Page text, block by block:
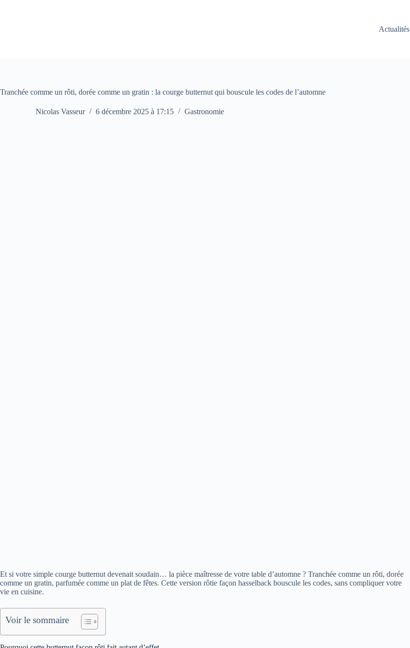
Actualités
Tranchée comme un rôti, dorée comme un gratin : la courge butternut qui bouscule les codes de l’automne
Nicolas Vasseur 6 décembre 2025 à 17:15 Gastronomie
Et si votre simple courge butternut devenait soudain… la pièce maîtresse de votre table d’automne ? Tranchée comme un rôti, dorée
comme un gratin, parfumée comme un plat de fêtes. Cette version rôtie façon hasselback bouscule les codes, sans compliquer votre
vie en cuisine.
Voir le sommaire